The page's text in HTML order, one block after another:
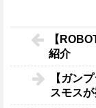
【
紹介
【ガン
スモスが